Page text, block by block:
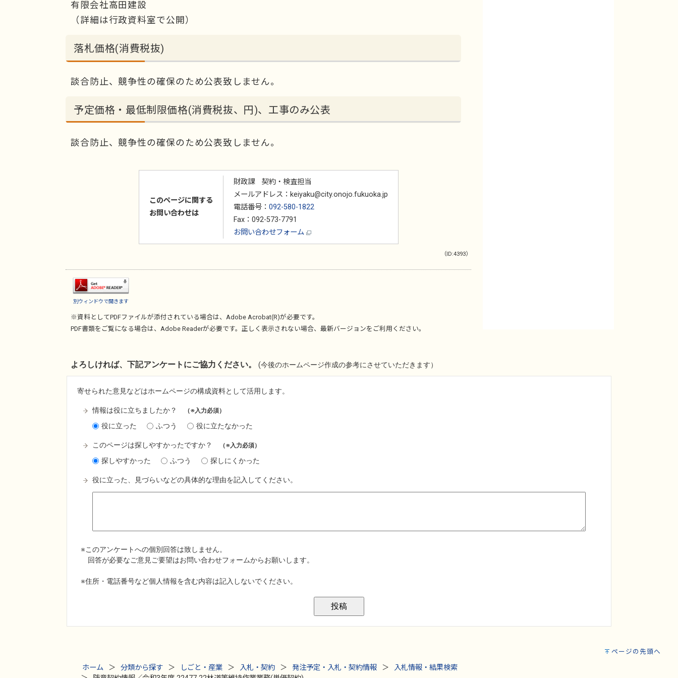
有限会社高田建設
（詳細は行政資料室で公開）
落札価格(消費税抜)
談合防止、競争性の確保のため公表致しません。
予定価格・最低制限価格(消費税抜、円)、工事のみ公表
談合防止、競争性の確保のため公表致しません。
このページに関する
お問い合わせは
財政課 契約・検査担当
メールアドレス：keiyaku@city.onojo.fukuoka.jp
電話番号： 092-580-1822
Fax：092-573-7791
お問い合わせフォーム
（ID:4393）
別ウィンドウで開きます
※資料としてPDFファイルが添付されている場合は、 Adobe Acrobat(R)が必要です。
PDF書類をご覧になる場合は、 Adobe Readerが必要です。正しく表示されない場合、最新バージョンをご利用ください。
ページの先頭へ
ホーム 分類から探す しごと・産業 入札・契約 発注予定・入札・契約情報
入札情報・結果検索